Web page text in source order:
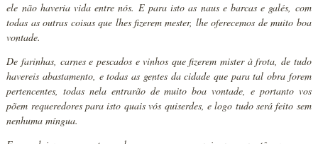
ele não haveria vida entre nós. E para isto as naus e barcas e galés, com
todas as outras coisas que lhes fizerem mester, lhe oferecemos de muito boa
vontade.
De farinhas, carnes e pescados e vinhos que fizerem mister à frota, de tudo
havereis abastamento, e todas as gentes da cidade que para tal obra forem
pertencentes, todas nela entrarão de muito boa vontade, e portanto vos
põem requeredores para isto quais vós quiserdes, e logo tudo será feito sem
nenhuma míngua.